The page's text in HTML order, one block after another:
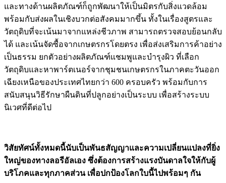
และทางด้านผลิตภัณฑ์ก็ถูกพัฒนาให้เป็นมิตรกับสิ่งแวดล้อม
พร้อมกับส่งผลในเชิงบวกต่อสังคมมากขึ้น ทั้งในเรื่องสูตรและ
วัตถุดิบที่จะเน้นมาจากแหล่งชีวภาพ สามารถตรวจสอบย้อนกลับ
ได้ และเน้นจัดซื้อจากเกษตรกรโดยตรง เพื่อส่งเสริมการค้าอย่าง
เป็นธรรม ยกตัวอย่างผลิตภัณฑ์แชมพูและบำรุงผิว ที่เลือก
วัตถุดิบและหาพาร์ตเนอร์จากชุมชนเกษตรกรในภาคตะวันออก
เฉียงเหนือของประเทศไทยกว่า 600 ครอบครัว พร้อมกับการ
สนับสนุนวิธีรักษาผืนดินที่ปลูกอย่างเป็นระบบ เพื่อสร้างระบบ
นิเวศที่ดีต่อไป
วิสัยทัศน์ทั้งหมดนี้นับเป็นพันธสัญญาและความเปลี่ยนแปลงที่ยิ่ง
ใหญ่ของทางลอรีอัลเอง ซึ่งต้องการสร้างแรงบันดาลใจให้กับผู้
บริโภคและทุกภาคส่วน เพื่อปกป้องโลกใบนี้ไปพร้อมๆ กัน